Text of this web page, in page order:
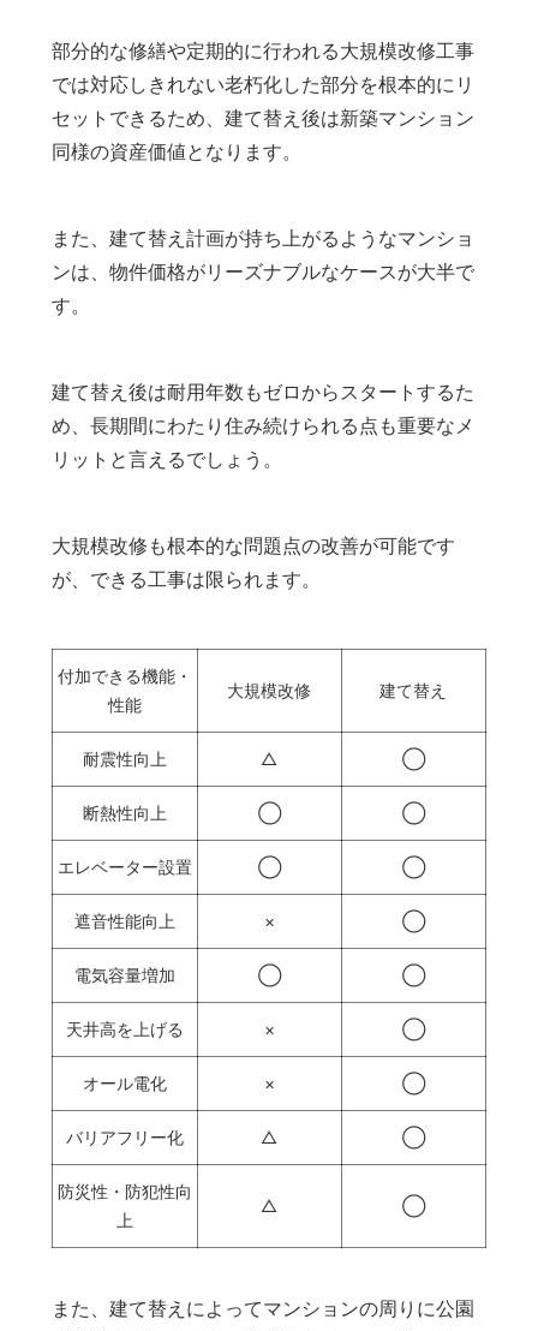
部分的な修繕や定期的に行われる大規模改修工事
では対応しきれない老朽化した部分を根本的にリ
セットできるため、建て替え後は新築マンション
同様の資産価値となります。
また、建て替え計画が持ち上がるようなマンショ
ンは、物件価格がリーズナブルなケースが大半で
す。
建て替え後は耐用年数もゼロからスタートするた
め、長期間にわたり住み続けられる点も重要なメ
リットと言えるでしょう。
大規模改修も根本的な問題点の改善が可能です
が、できる工事は限られます。
付加できる機能・
性能
大規模改修 建て替え
耐震性向上 △ ◯
断熱性向上 ◯ ◯
エレベーター設置 ◯ ◯
遮音性能向上 × ◯
電気容量増加 ◯ ◯
天井高を上げる × ◯
オール電化 × ◯
バリアフリー化 △ ◯
防災性・防犯性向
上
△ ◯
また、建て替えによってマンションの周りに公園